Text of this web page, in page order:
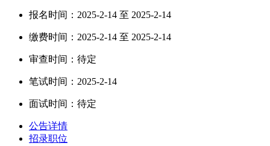
报名时间：2025-2-14 至 2025-2-14
缴费时间：2025-2-14 至 2025-2-14
审查时间：待定
笔试时间：2025-2-14
面试时间：待定
公告详情
招录职位